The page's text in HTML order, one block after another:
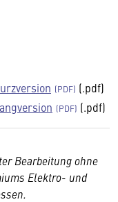
(.pdf)
(.pdf)
Bearbeitung ohne
Elektro- und